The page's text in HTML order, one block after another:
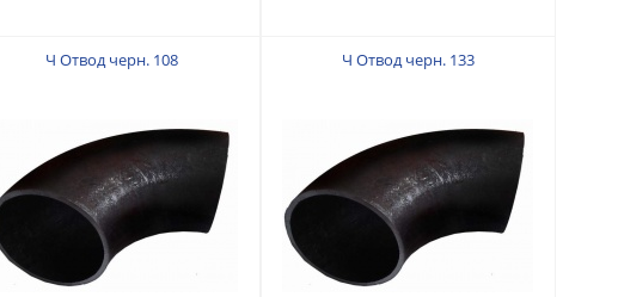
Ч Отвод черн. 108 Ч Отвод черн. 133